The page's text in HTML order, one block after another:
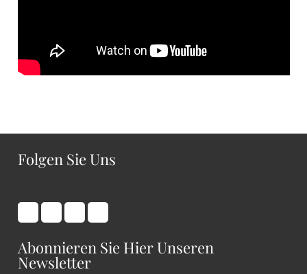
Folgen Sie Uns
Abonnieren Sie Hier Unseren
Newsletter